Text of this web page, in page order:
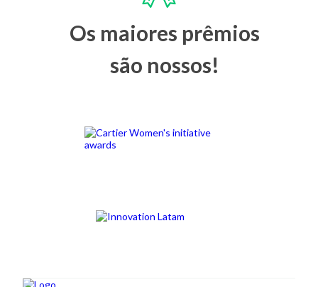
Os maiores prêmios
são nossos!